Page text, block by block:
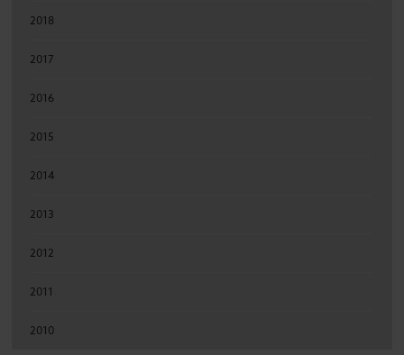
2018
2017
2016
2015
2014
2013
2012
2011
2010